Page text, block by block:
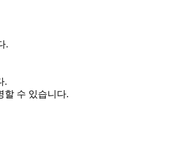
.
.
할 수 있습니다.